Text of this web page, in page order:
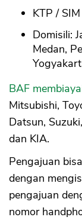
KTP /
Domisili:
Medan,
BAF
Mitsubishi,
Datsun,
dan KIA.
Pengajuan
dengan
pengajuan
nomor